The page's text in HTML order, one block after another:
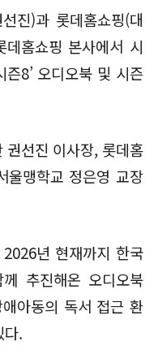
진)과 롯데홈쇼핑(대
홈쇼핑 본사에서 시
즌8’ 오디오북 및 시즌
선진 이사장, 롯데홈
울맹학교 정은영 교장
년 현재까지 한국
추진해온 오디오북
아동의 독서 접근 환
다.